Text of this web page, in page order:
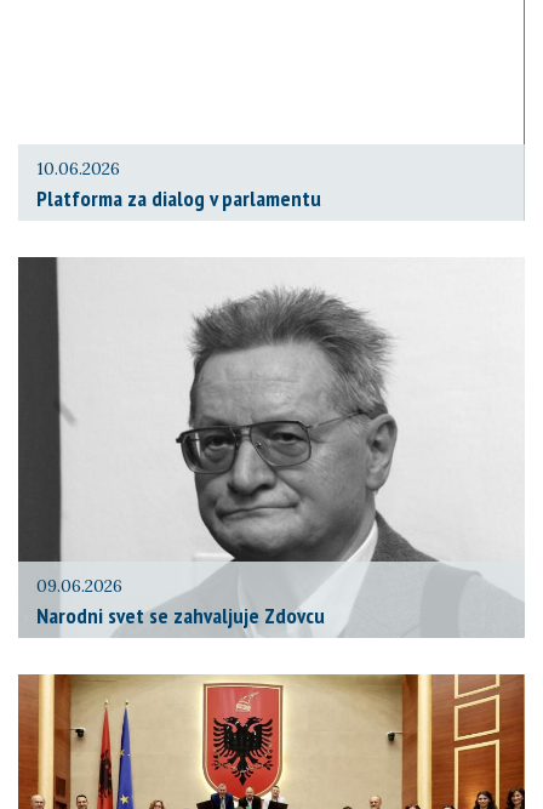
10.06.2026
Platforma za dialog v parlamentu
09.06.2026
Narodni svet se zahvaljuje Zdovcu